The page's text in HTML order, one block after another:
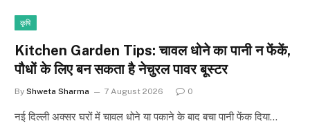
कृषि
Kitchen Garden Tips: चावल धोने का पानी न फेंकें,
पौधों के लिए बन सकता है नेचुरल पावर बूस्टर
By Shweta Sharma 7 August 2026 0
नई दिल्ली अक्सर घरों में चावल धोने या पकाने के बाद बचा पानी फेंक दिया…